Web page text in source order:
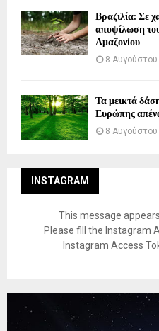
Βραζιλία: Σε
αποψίλωση
Αμαζονίου
8 Αυγούστου
Τα μεικτά
Ευρώπης
8 Αυγούστου
INSTAGRAM
This message
Please fill the Instagram
Instagram Access